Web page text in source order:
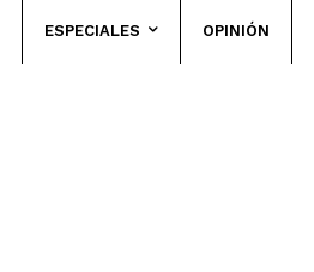
ESPECIALES OPINIÓN